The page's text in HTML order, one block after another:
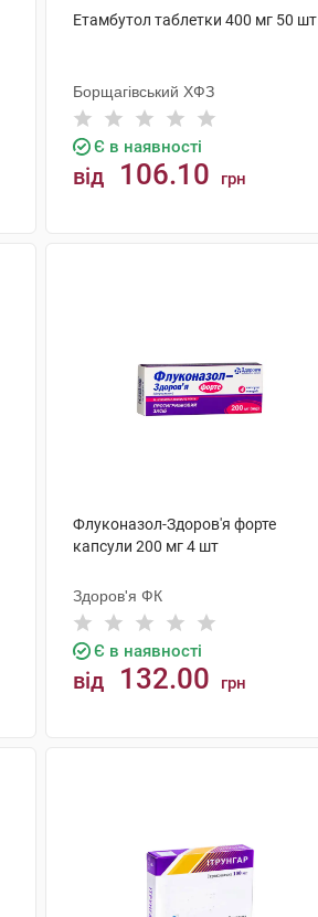
Етамбутол таблетки 400 мг 50 шт
Борщагівський ХФЗ
Є в наявності
від 106.10 грн
Флуконазол-Здоров'я форте
капсули 200 мг 4 шт
Здоров'я ФК
Є в наявності
від 132.00 грн